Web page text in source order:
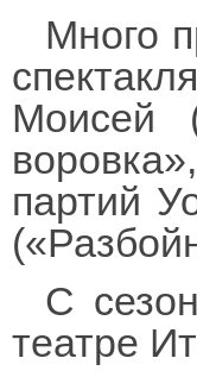
Много
Моисей
партий
С
театре